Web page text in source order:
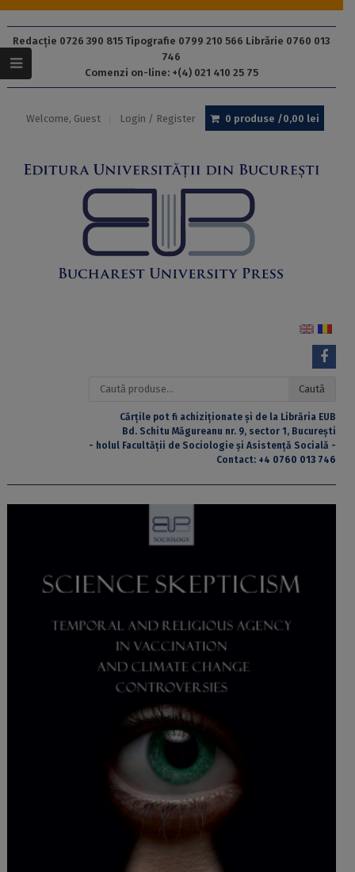
Redacție 0726 390 815 Tipografie 0799 210 566 Librărie 0760 013
746
Comenzi on-line: +(4) 021 410 25 75
Welcome, Guest Login / Register 0 produse /0,00 lei
Caută
Caută
Cărțile pot fi achiziționate și de la Librăria EUB
Bd. Schitu Măgureanu nr. 9, sector 1, București
- holul Facultății de Sociologie și Asistență Socială -
Contact: +4 0760 013 746